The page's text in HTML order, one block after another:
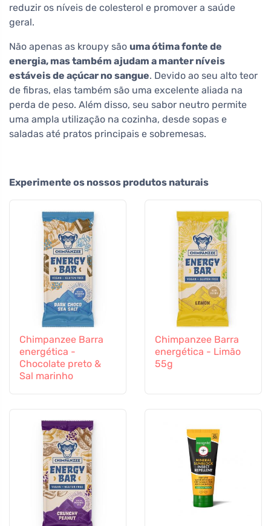
reduzir os níveis de colesterol e promover a saúde
geral.
Não apenas as kroupy são uma ótima fonte de
energia, mas também ajudam a manter níveis
estáveis de açúcar no sangue. Devido ao seu alto teor
de fibras, elas também são uma excelente aliada na
perda de peso. Além disso, seu sabor neutro permite
uma ampla utilização na cozinha, desde sopas e
saladas até pratos principais e sobremesas.
Experimente os nossos produtos naturais
Chimpanzee Barra
energética -
Chocolate preto &
Sal marinho
Chimpanzee Barra
energética - Limão
55g